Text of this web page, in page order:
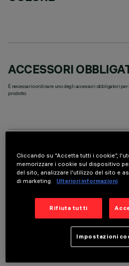
ACCESSORI
È necessario ordinare uno degli accessori obbligatori
prodotto:
DATI TECNICI
ULTIMO AGGIORNAMENTO: 07/08/2026
LED, specializzato per illuminazione
sistema ottico brevettato
omogenea ed efficace sulla parete,
Cliccando su “Accetta tutti i cookie”,
memorizzare i cookie sul dispositivo
del sito, analizzare l'utilizzo del sito e
di marketing.
Ulteriori informazioni
Rifiuta tutti
Impostazioni